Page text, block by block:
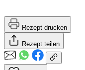
Rezept drucken
Rezept teilen